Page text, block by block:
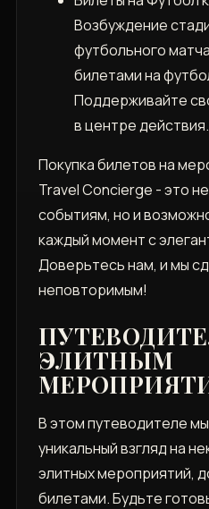
Возбуждение
футбольного
билетами на
Поддерживайте
в центре действия.
Покупка билетов на
Travel Concierge - это
событиям, но и
каждый момент с
Доверьтесь нам, и мы
неповторимым!
ЭЛИТНЫМ
В этом путеводителе
уникальный взгляд на
элитных мероприятий,
билетами. Будьте